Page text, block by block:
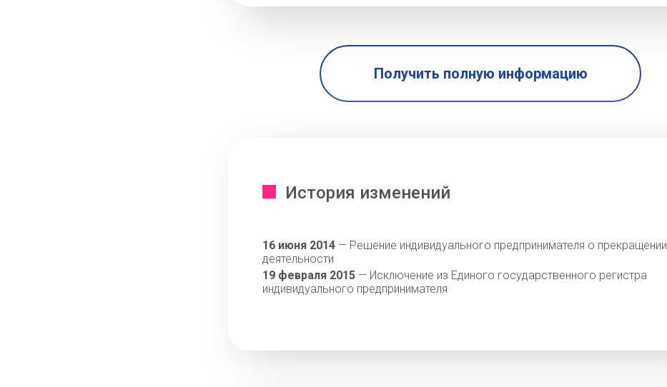
Получить полную информацию
История изменений
16 июня 2014— Решение индивидуального предпринимателя о прекращении
деятельности
19 февраля 2015— Исключение из Единого государственного регистра
индивидуального предпринимателя